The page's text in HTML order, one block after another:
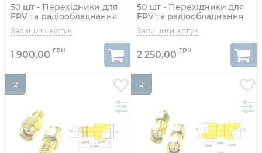
50 шт - Перехідники для
FPV та радіообладнання
(SMA M - RP-SMA F
прямий)
1 900,00
50 шт - Перехідники для
FPV та радіообладнання
(RP-SMA M - RP-SMA F
кутовий 90°)
2 250,00
2 2